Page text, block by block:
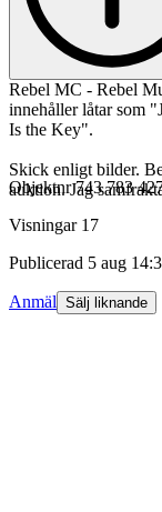
Rebel MC - Rebel
innehåller låtar som
Is the Key".
Skick enligt bilder.
auktion. Jag
Objektnr 743 783
Visningar 17
Publicerad 5 aug
Anmäl Sälj liknande